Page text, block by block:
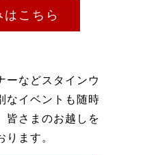
はこちら
ーなどスタインウ
なイベントも随時
皆さまのお越しを
ます。